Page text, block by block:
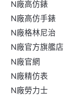
N廠高仿錶
N廠高仿手錶
N廠格林尼治
N廠官方旗艦店
N廠官網
N廠精仿表
N廠勞力士